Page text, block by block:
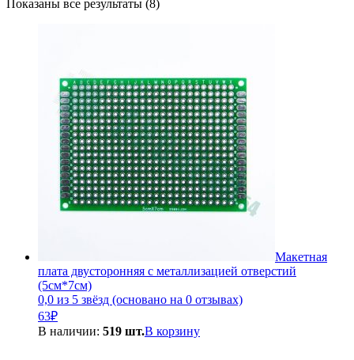
Показаны все результаты (8)
Макетная
плата двусторонняя с металлизацией отверстий
(5см*7см)
0,0 из 5 звёзд (основано на 0 отзывах)
63₽
В наличии: 519 шт.В корзину